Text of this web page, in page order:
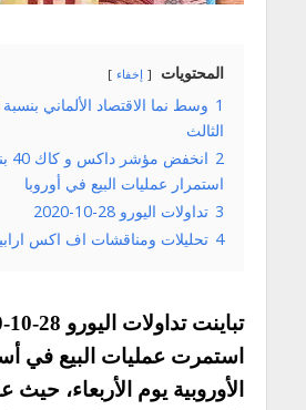
المحتويات إخفاء
1
الثالث
2
استمرار عمليات البيع في أوروبا
3 تداولات اليورو 28-10-2020
4 تحليلات ومناقشات اف اكس
استمرت عمليات البيع في
الأوروبية يوم الأربعاء،